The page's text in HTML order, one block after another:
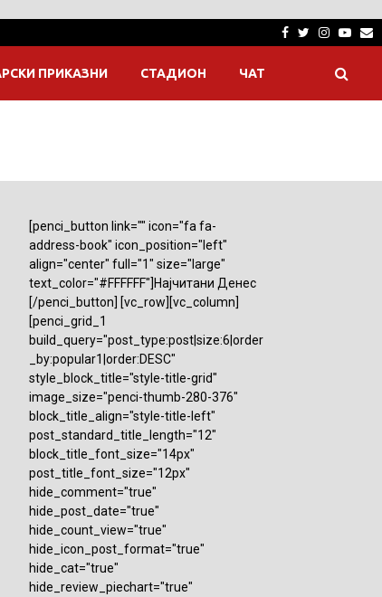
Facebook
Twitter
ПРИКАЗНИ СТАДИОН ЧАТ
[penci_button link="" icon="fa fa-
address-book" icon_position="left"
align="center" full="1" size="large"
text_color="#FFFFFF"]Најчитани Денес
[/penci_button] [vc_row][vc_column]
[penci_grid_1
build_query="post_type:post|size:6|order
_by:popular1|order:DESC"
style_block_title="style-title-grid"
image_size="penci-thumb-280-376"
block_title_align="style-title-left"
post_standard_title_length="12"
block_title_font_size="14px"
post_title_font_size="12px"
hide_comment="true"
hide_post_date="true"
hide_count_view="true"
hide_icon_post_format="true"
hide_cat="true"
hide_review_piechart="true"